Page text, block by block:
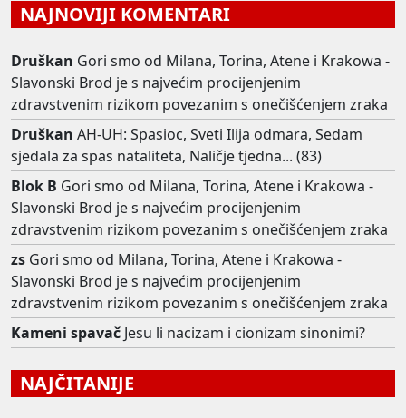
NAJNOVIJI KOMENTARI
Druškan Gori smo od Milana, Torina, Atene i Krakowa -
Slavonski Brod je s najvećim procijenjenim
zdravstvenim rizikom povezanim s onečišćenjem zraka
Druškan AH-UH: Spasioc, Sveti Ilija odmara, Sedam
sjedala za spas nataliteta, Naličje tjedna... (83)
Blok B Gori smo od Milana, Torina, Atene i Krakowa -
Slavonski Brod je s najvećim procijenjenim
zdravstvenim rizikom povezanim s onečišćenjem zraka
zs Gori smo od Milana, Torina, Atene i Krakowa -
Slavonski Brod je s najvećim procijenjenim
zdravstvenim rizikom povezanim s onečišćenjem zraka
Kameni spavač Jesu li nacizam i cionizam sinonimi?
NAJČITANIJE